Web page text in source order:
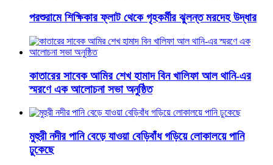
পরশুরামে শিক্ষিকার ফ্লাট থেকে গৃহকর্মীর ঝুলন্ত মরদেহ উদ্ধার
কাতারের সাবেক আমির শেখ হামাদ বিন খালিফা আল থানি-এর
স্মরণে এক আলোচনা সভা অনুষ্ঠিত
মুহুরী নদীর পানি বেড়ে যাওয়া বেড়িবাঁধ গড়িয়ে লোকালয়ে পানি
ঢুকেছে